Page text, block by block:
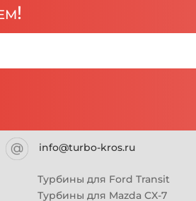
info@turbo-kros.ru
Турбины для Ford Transit
Турбины для Mazda CX-7